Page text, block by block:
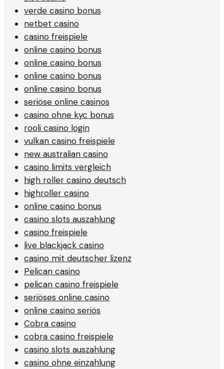
verde casino bonus
netbet casino
casino freispiele
online casino bonus
online casino bonus
online casino bonus
online casino bonus
seriöse online casinos
casino ohne kyc bonus
rooli casino login
vulkan casino freispiele
new australian casino
casino limits vergleich
high roller casino deutsch
highroller casino
online casino bonus
casino slots auszahlung
casino freispiele
live blackjack casino
casino mit deutscher lizenz
Pelican casino
pelican casino freispiele
seriöses online casino
online casino seriös
Cobra casino
cobra casino freispiele
casino slots auszahlung
casino ohne einzahlung